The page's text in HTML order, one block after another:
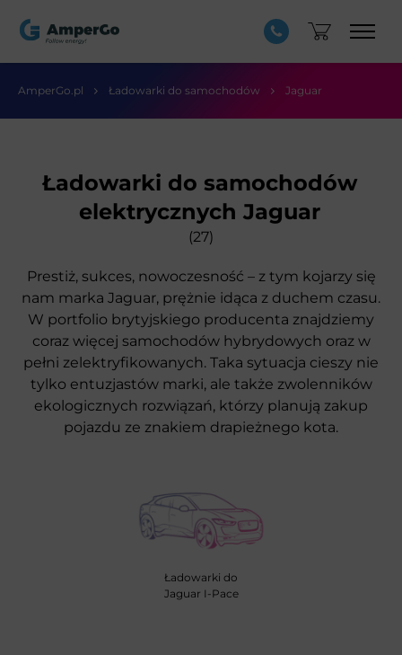
AmperGo.pl Ładowarki do samochodów Jaguar
Ładowarki do samochodów
elektrycznych Jaguar
(27)
Prestiż, sukces, nowoczesność – z tym kojarzy się
nam marka Jaguar, prężnie idąca z duchem czasu.
W portfolio brytyjskiego producenta znajdziemy
coraz więcej samochodów hybrydowych oraz w
pełni zelektryfikowanych. Taka sytuacja cieszy nie
tylko entuzjastów marki, ale także zwolenników
ekologicznych rozwiązań, którzy planują zakup
pojazdu ze znakiem drapieżnego kota.
Ładowarki do
Jaguar I-Pace